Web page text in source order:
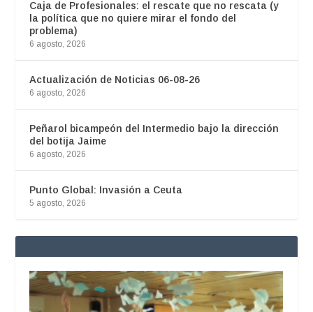
Caja de Profesionales: el rescate que no rescata (y
la política que no quiere mirar el fondo del
problema)
6 agosto, 2026
Actualización de Noticias 06-08-26
6 agosto, 2026
Peñarol bicampeón del Intermedio bajo la dirección
del botija Jaime
6 agosto, 2026
Punto Global: Invasión a Ceuta
5 agosto, 2026